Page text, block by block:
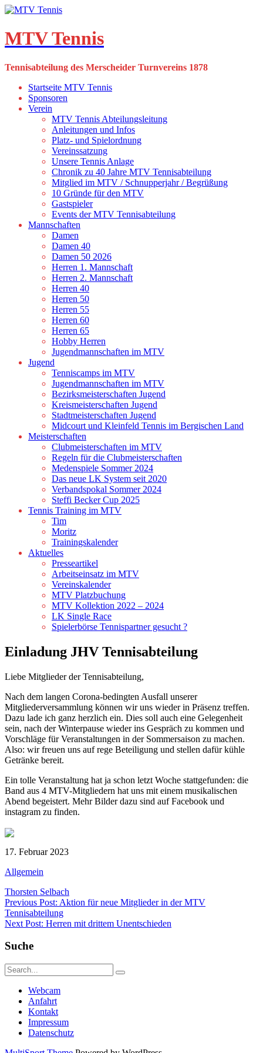
Skip
content
MTV Tennis
Tennisabteilung des Merscheider Turnvereins 1878
Startseite MTV Tennis
Sponsoren
Verein
MTV Tennis Abteilungsleitung
Anleitungen und Infos
Platz- und Spielordnung
Vereinssatzung
Unsere Tennis Anlage
Chronik zu 40 Jahre MTV Tennisabteilung
Mitglied im MTV / Schnupperjahr / Begrüßung
10 Gründe für den MTV
Gastspieler
Events der MTV Tennisabteilung
Mannschaften
Damen
Damen 40
Damen 50 2026
Herren 1. Mannschaft
Herren 2. Mannschaft
Herren 40
Herren 50
Herren 55
Herren 60
Herren 65
Hobby Herren
Jugendmannschaften im MTV
Jugend
Tenniscamps im MTV
Jugendmannschaften im MTV
Bezirksmeisterschaften Jugend
Kreismeisterschaften Jugend
Stadtmeisterschaften Jugend
Midcourt und Kleinfeld Tennis im Bergischen Land
Meisterschaften
Clubmeisterschaften im MTV
Regeln für die Clubmeisterschaften
Medenspiele Sommer 2024
Das neue LK System seit 2020
Verbandspokal Sommer 2024
Steffi Becker Cup 2025
Tennis Training im MTV
Tim
Moritz
Trainingskalender
Aktuelles
Presseartikel
Arbeitseinsatz im MTV
Vereinskalender
MTV Platzbuchung
MTV Kollektion 2022 – 2024
LK Single Race
Spielerbörse Tennispartner gesucht ?
Einladung JHV Tennisabteilung
Liebe Mitglieder der Tennisabteilung,
Nach dem langen Corona-bedingten Ausfall unserer
Mitgliederversammlung können wir uns wieder in Präsenz treffen.
Dazu lade ich ganz herzlich ein. Dies soll auch eine Gelegenheit
sein, nach der Winterpause wieder ins Gespräch zu kommen und
Vorschläge für Veranstaltungen in der Sommersaison zu machen.
Also: wir freuen uns auf rege Beteiligung und stellen dafür kühle
Getränke bereit.
Ein tolle Veranstaltung hat ja schon letzt Woche stattgefunden: die
Band aus 4 MTV-Mitgliedern hat uns mit einem musikalischen
Abend begeistert. Mehr Bilder dazu sind auf Facebook und
instagram zu finden.
17. Februar 2023
Allgemein
Thorsten Selbach
Beitragsnavigation
Previous Post: Aktion für neue Mitglieder in der MTV
Tennisabteilung
Next Post: Herren mit drittem Unentschieden
Suche
Webcam
Anfahrt
Kontakt
Impressum
Datenschutz